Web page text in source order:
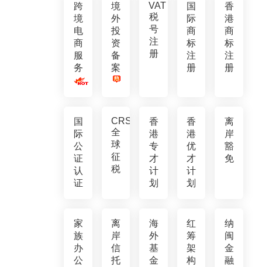
跨
境
电
商
服
务
境
外
投
资
备
案
VAT
税
号
注
册
国
际
商
标
注
册
香
港
商
标
注
册
国
际
公
证
认
证
CRS
全
球
征
税
香
港
专
才
计
划
香
港
优
才
计
划
离
岸
豁
免
家
族
办
公
离
岸
信
托
海
外
基
金
红
筹
架
构
纳
闽
金
融